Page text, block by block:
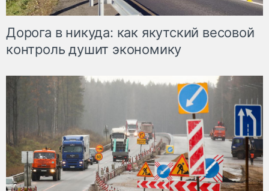
Дорога в никуда: как якутский весовой
контроль душит экономику